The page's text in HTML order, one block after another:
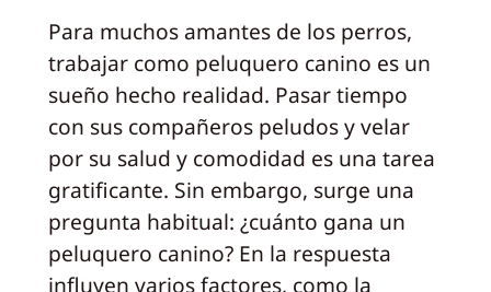
Para muchos amantes de los perros,
trabajar como peluquero canino es un
sueño hecho realidad. Pasar tiempo
con sus compañeros peludos y velar
por su salud y comodidad es una tarea
gratificante. Sin embargo, surge una
pregunta habitual: ¿cuánto gana un
peluquero canino? En la respuesta
influyen varios factores, como la